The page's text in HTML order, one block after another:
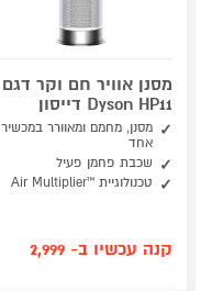
מסנן אוויר חם וקר דגם
Dyson HP11 דייסון
מסנן, מחמם ומאוורר במכשיר
אחד
שכבת פחמן פעיל
טכנולוגיית ™Air Multiplier
קנה עכשיו ב- 2,999